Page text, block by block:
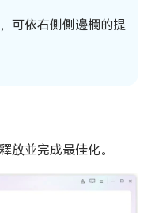
可依右側側邊欄的提
放並完成最佳化。